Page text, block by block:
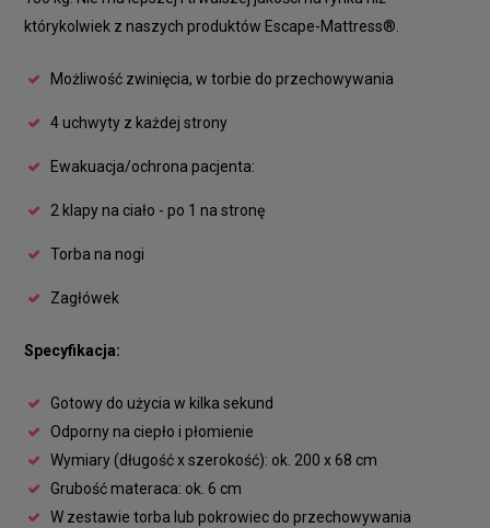
którykolwiek z naszych produktów Escape-Mattress®.
Możliwość zwinięcia, w torbie do przechowywania
4 uchwyty z każdej strony
Ewakuacja/ochrona pacjenta:
2 klapy na ciało - po 1 na stronę
Torba na nogi
Zagłówek
Specyfikacja:
Gotowy do użycia w kilka sekund
Odporny na ciepło i płomienie
Wymiary (długość x szerokość): ok. 200 x 68 cm
Grubość materaca: ok. 6 cm
W zestawie torba lub pokrowiec do przechowywania